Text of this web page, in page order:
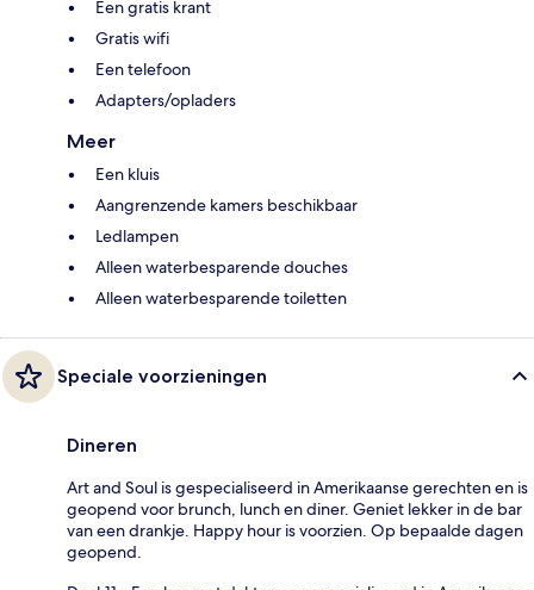
Een gratis krant
Gratis wifi
Een telefoon
Adapters/opladers
Meer
Een kluis
Aangrenzende kamers beschikbaar
Ledlampen
Alleen waterbesparende douches
Alleen waterbesparende toiletten
Speciale voorzieningen
Dineren
Art and Soul is gespecialiseerd in Amerikaanse gerechten en is
geopend voor brunch, lunch en diner. Geniet lekker in de bar
van een drankje. Happy hour is voorzien. Op bepaalde dagen
geopend.